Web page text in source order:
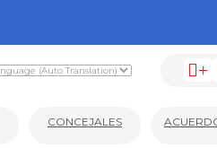
+
CONCEJALES